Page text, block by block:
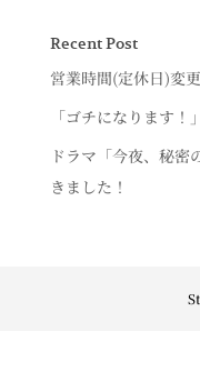
Recent Post
営業時間(定休日)変
「ゴチになります
ドラマ「今夜、秘密
きました！